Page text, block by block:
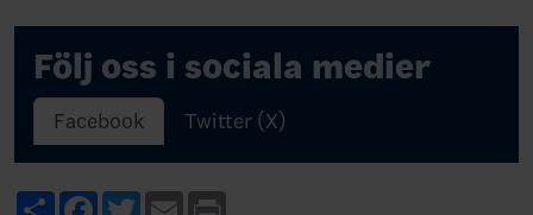
Följ oss i sociala medier
Facebook Twitter (X)
ShareFacebook
TwitterEmail